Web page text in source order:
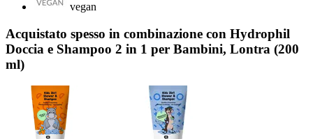
vegan
Acquistato spesso in combinazione con Hydrophil
Doccia e Shampoo 2 in 1 per Bambini, Lontra (200
ml)